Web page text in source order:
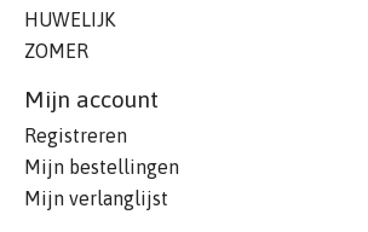
HUWELIJK
ZOMER
Mijn account
Registreren
Mijn bestellingen
Mijn verlanglijst